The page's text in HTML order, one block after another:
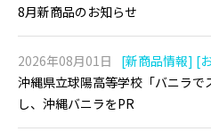
8月新商品のお知らせ
2026年08月01日
[新商品情報] [
沖縄県立球陽高等学校「バニラ
し、沖縄バニラをPR